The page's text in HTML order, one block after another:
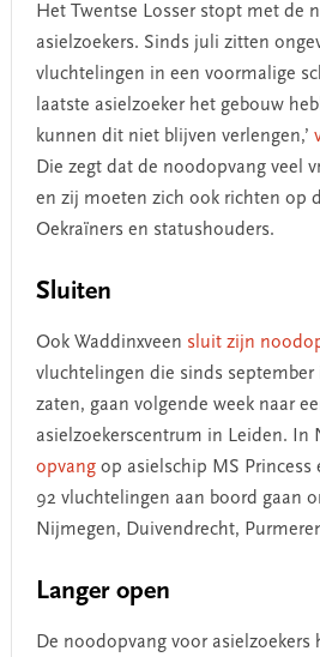
Het Twentse Losser stopt met de
asielzoekers. Sinds juli zitten
vluchtelingen in een voormalige
laatste asielzoeker het gebouw
kunnen dit niet blijven verlengen,’
Die zegt dat de noodopvang veel
en zij moeten zich ook richten op
Oekraïners en statushouders.
Sluiten
Ook Waddinxveen sluit zijn
vluchtelingen die sinds september
zaten, gaan volgende week naar
asielzoekerscentrum in Leiden. In
opvangop asielschip MS Princess
92 vluchtelingen aan boord gaan
Nijmegen, Duivendrecht,
Langer open
De noodopvang voor